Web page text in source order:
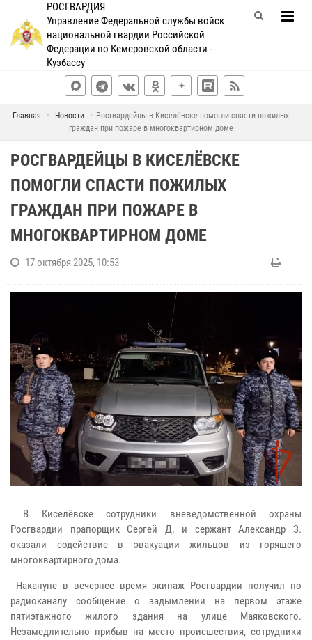
РОСГВАРДИЯ
Управление Федеральной службы войск
национальной гвардии Российской
Федерации по Кемеровской области -
Кузбассу
Главная Новости
Росгвардейцы в Киселёвске помогли спасти пожилых
граждан при пожаре в многоквартирном доме
РОСГВАРДЕЙЦЫ В КИСЕЛЁВСКЕ
ПОМОГЛИ СПАСТИ ПОЖИЛЫХ
ГРАЖДАН ПРИ ПОЖАРЕ В
МНОГОКВАРТИРНОМ ДОМЕ
17 октября 2025, 10:53
В Киселёвске сотрудники вневедомственной охраны
Росгвардии прапорщик Сергей Д. и сержант Александр З.
оказали содействие в эвакуации жильцов из горящего
многоквартирного дома.
Накануне в вечернее время экипаж Росгвардии получил по
радиоканалу сообщение о задымлении на первом этаже
пятиэтажного жилого здания на улице Маяковского.
Незамедлительно прибыв на место происшествия, сотрудники